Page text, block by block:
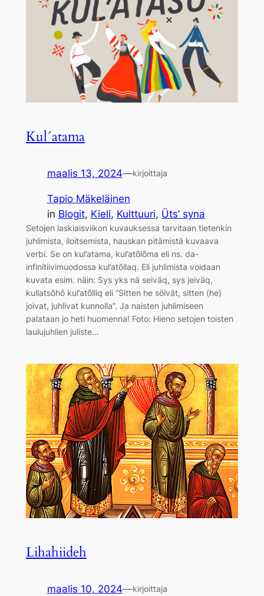
Kul´atama
maalis 13, 2024—kirjoittaja
Tapio Mäkeläinen
in Blogit, Kieli, Kulttuuri, Üts’ syna
Setojen laskiaisviikon kuvauksessa tarvitaan tietenkin
juhlimista, iloitsemista, hauskan pitämistä kuvaava
verbi. Se on kul’atama, kul’atõlõma eli ns. da-
infinitiivimuodossa kul’atõllaq. Eli juhlimista voidaan
kuvata esim. näin: Sys yks nä seiväq, sys jeiväq,
kullatsõhõ kul’atõlliq eli ”Sitten he söivät, sitten (he)
joivat, juhlivat kunnolla”. Ja naisten juhlimiseen
palataan jo heti huomenna! Foto: Hieno setojen toisten
laulujuhlien juliste…
Lihahiideh
maalis 10, 2024—kirjoittaja